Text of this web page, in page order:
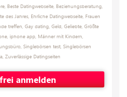
, Beste Datingwebseite, Beziehungsberatung,
des Jahres, Ehrliche Datingwebseite, Frauen
treffen, Gay dating, Geld, Geliebte, Größte
, iphone app, Männer mit Kindern,
, Singlebörsen test, Singlebörsen
, Zuverlässige Datingseiten
anmelden